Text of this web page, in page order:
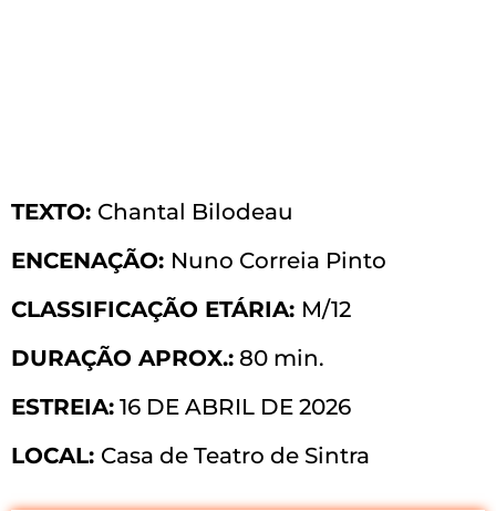
TEXTO: Chantal Bilodeau
ENCENAÇÃO: Nuno Correia Pinto
CLASSIFICAÇÃO ETÁRIA: M/12
DURAÇÃO APROX.: 80 min.
ESTREIA: 16 DE ABRIL DE 2026
LOCAL: Casa de Teatro de Sintra